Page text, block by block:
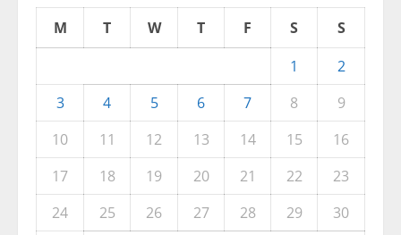
M T W T F S
S
1
2
3
4 5 6 7 8
9
10
11 12 13 14 15
16
17
18 19 20 21 22
23
24
25 26 27 28 29
30